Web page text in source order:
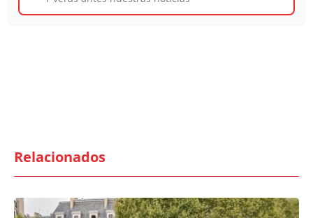
Relacionados